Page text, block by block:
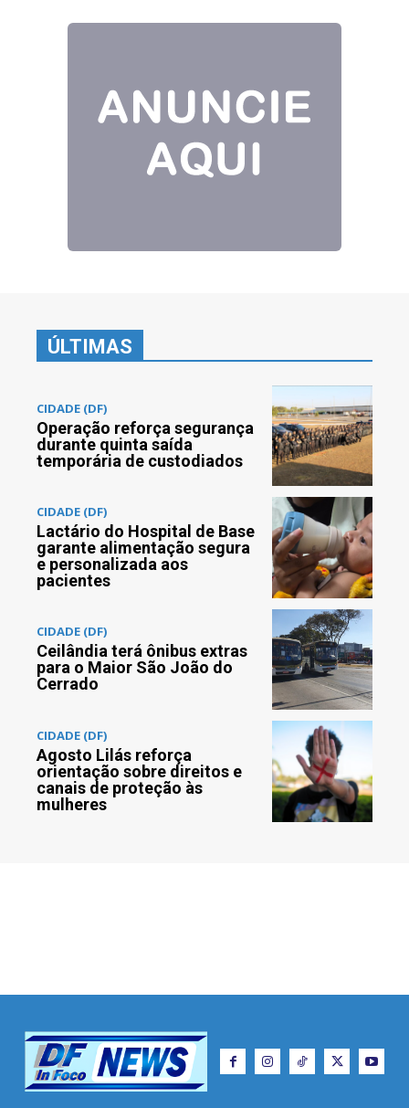
ÚLTIMAS
CIDADE (DF)
Operação reforça segurança
durante quinta saída
temporária de custodiados
CIDADE (DF)
Lactário do Hospital de Base
garante alimentação segura
e personalizada aos
pacientes
CIDADE (DF)
Ceilândia terá ônibus extras
para o Maior São João do
Cerrado
CIDADE (DF)
Agosto Lilás reforça
orientação sobre direitos e
canais de proteção às
mulheres